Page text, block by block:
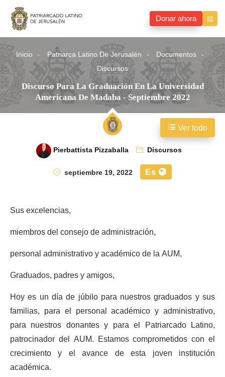
Donar ahora
Inicio Patriarca Latino De Jerusalén
Documentos
Discursos
Discurso Para La Graduación En La Universidad
Americana De Madaba - Septiembre 2022
Pierbattista Pizzaballa
Discursos
septiembre 19, 2022
Es
Sus excelencias,
miembros del consejo de administración,
personal administrativo y académico de la AUM,
Graduados, padres y amigos,
Hoy es un día de júbilo para nuestros graduados y sus
familias, para el personal académico y administrativo,
para nuestros donantes y para el Patriarcado Latino,
patrocinador del AUM. Estamos comprometidos con el
crecimiento y el avance de esta joven institución
académica.
Ver todo